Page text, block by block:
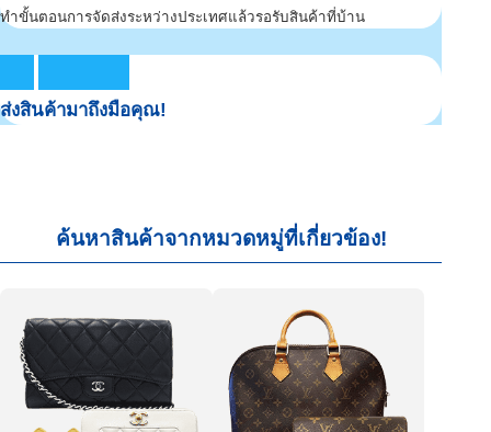
ทำขั้นตอนการจัดส่งระหว่างประเทศแล้วรอรับสินค้าที่บ้าน
ส่งสินค้ามาถึงมือคุณ!
ค้นหาสินค้าจากหมวดหมู่ที่เกี่ยวข้อง!